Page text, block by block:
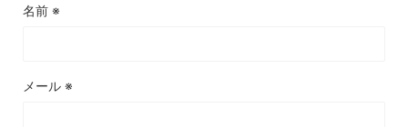
名前 ※
メール ※